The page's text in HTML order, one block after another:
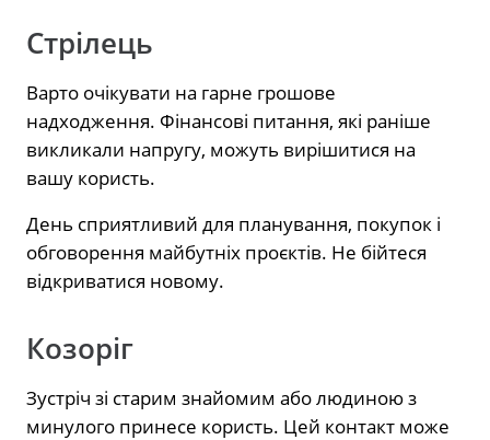
Стрілець
Варто очікувати на гарне грошове
надходження. Фінансові питання, які раніше
викликали напругу, можуть вирішитися на
вашу користь.
День сприятливий для планування, покупок і
обговорення майбутніх проєктів. Не бійтеся
відкриватися новому.
Козоріг
Зустріч зі старим знайомим або людиною з
минулого принесе користь. Цей контакт може